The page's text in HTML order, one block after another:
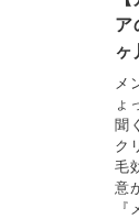
ア
ヶ
メ
ょ
聞
ク
毛
意